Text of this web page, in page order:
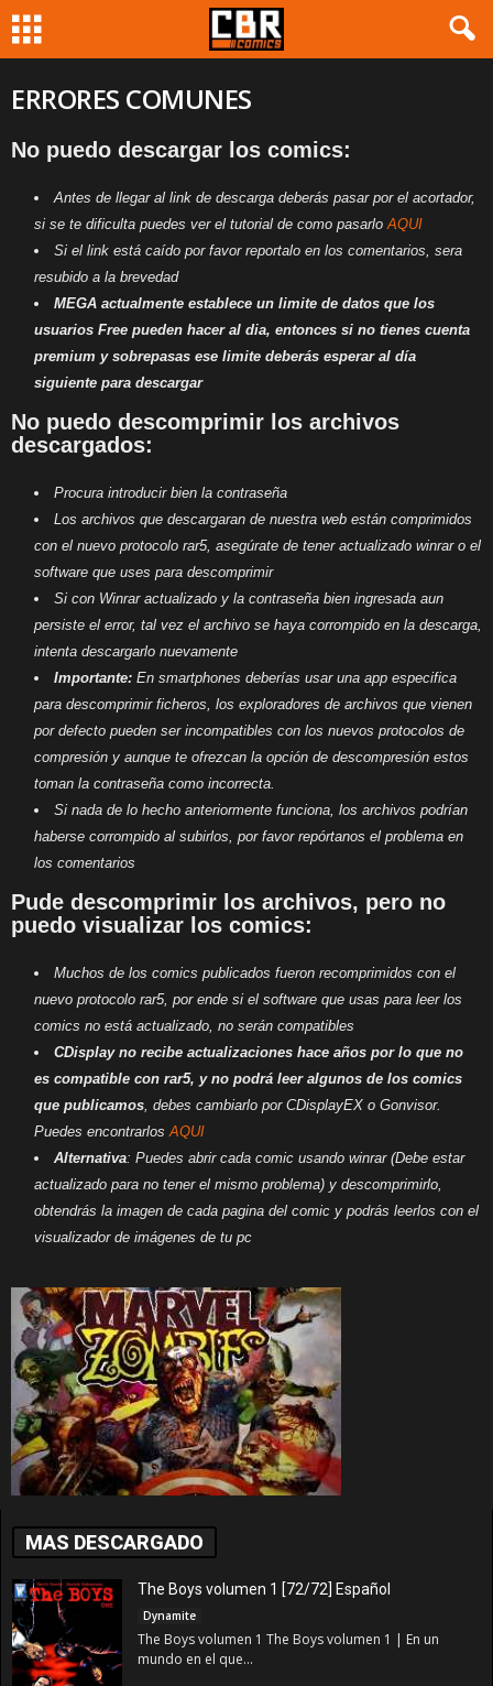
ERRORES COMUNES
No puedo descargar los comics:
Antes de llegar al link de descarga deberás pasar por el acortador,
si se te dificulta puedes ver el tutorial de como pasarloAQUI
Si el link está caído por favor reportalo en los comentarios, sera
resubido a la brevedad
MEGA actualmente establece un limite de datos que los
usuarios Free pueden hacer al dia, entonces si no tienes cuenta
premium y sobrepasas ese limite deberás esperar al día
siguiente para descargar
No puedo descomprimir los archivos
descargados:
Procura introducir bien la contraseña
Los archivos que descargaran de nuestra web están comprimidos
con el nuevo protocolo rar5, asegúrate de tener actualizado winrar o el
software que uses para descomprimir
Si con Winrar actualizado y la contraseña bien ingresada aun
persiste el error, tal vez el archivo se haya corrompido en la descarga,
intenta descargarlo nuevamente
Importante: En smartphones deberías usar una app especifica
para descomprimir ficheros, los exploradores de archivos que vienen
por defecto pueden ser incompatibles con los nuevos protocolos de
compresión y aunque te ofrezcan la opción de descompresión estos
toman la contraseña como incorrecta.
Si nada de lo hecho anteriormente funciona, los archivos podrían
haberse corrompido al subirlos, por favor repórtanos el problema en
los comentarios
Pude descomprimir los archivos, pero no
puedo visualizar los comics:
Muchos de los comics publicados fueron recomprimidos con el
nuevo protocolo rar5, por ende si el software que usas para leer los
comics no está actualizado, no serán compatibles
CDisplay no recibe actualizaciones hace años por lo que no
es compatible con rar5, y no podrá leer algunos de los comics
que publicamos, debes cambiarlo por CDisplayEX o Gonvisor.
Puedes encontrarlosAQUI
Alternativa: Puedes abrir cada comic usando winrar (Debe estar
actualizado para no tener el mismo problema) y descomprimirlo,
obtendrás la imagen de cada pagina del comic y podrás leerlos con el
visualizador de imágenes de tu pc
MAS DESCARGADO
The Boys volumen 1 [72/72] Español
Dynamite
The Boys volumen 1 The Boys volumen 1 | En un
mundo en el que...